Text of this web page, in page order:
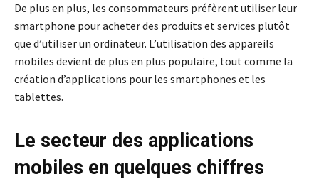
De plus en plus, les consommateurs préfèrent utiliser leur
smartphone pour acheter des produits et services plutôt
que d’utiliser un ordinateur. L’utilisation des appareils
mobiles devient de plus en plus populaire, tout comme la
création d’applications pour les smartphones et les
tablettes.
Le secteur des applications
mobiles en quelques chiffres